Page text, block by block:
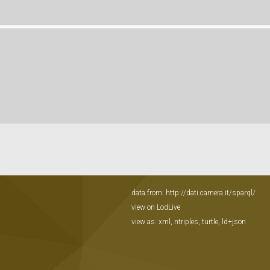
data from: http://dati.camera.it/sparql/
view on LodLive
view as: xml , ntriples, turtle, ld+json